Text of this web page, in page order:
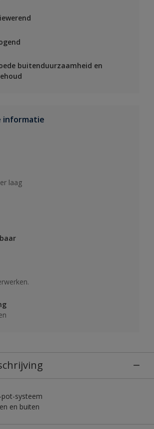
buitenduurzaamheid en
informatie
laag
pot-systeem
en buiten